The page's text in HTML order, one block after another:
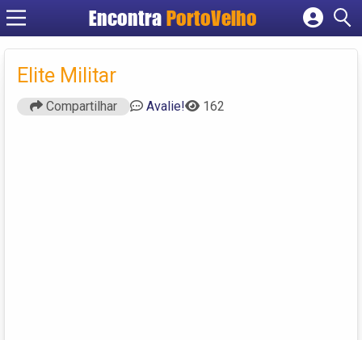
EncontraPortoVelho
Cadastrar empresa
Elite Militar
Compartilhar Avalie! 162